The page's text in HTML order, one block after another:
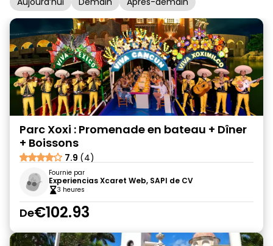
Parc Xoxi : Promenade en bateau + Dîner
+ Boissons
7.9 (4)
Fournie par
Experiencias Xcaret Web, SAPI de CV
3 heures
De€102.93